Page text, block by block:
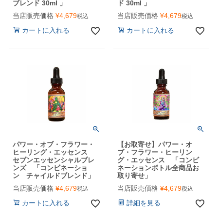
ブレンド 30ml 」
当店販売価格 ¥4,679税込
カートに入れる
ド 30ml 」
当店販売価格 ¥4,679税込
カートに入れる
パワー・オブ・フラワー・
ヒーリング・エッセンス
セブンエッセンシャルブレ
ンズ 「コンビネーショ
ン チャイルドブレンド」
当店販売価格 ¥4,679税込
カートに入れる
【お取寄せ】パワー・オ
ブ・フラワー・ヒーリン
グ・エッセンス 「コンビ
ネーションボトル全商品お
取り寄せ」
当店販売価格 ¥4,679税込
詳細を見る